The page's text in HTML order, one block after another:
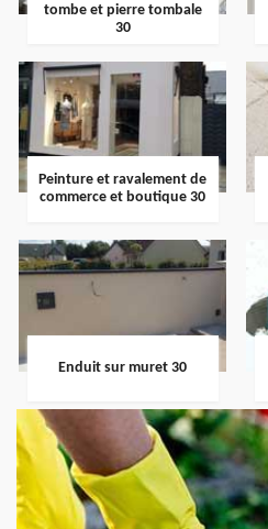
tombe et pierre tombale
30
Peinture et ravalement de
commerce et boutique 30
Enduit sur muret 30